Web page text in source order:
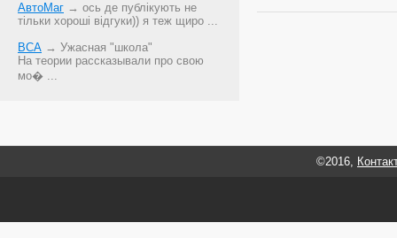
АвтоМаг → ось де публікують не
тільки хороші відгуки)) я теж щиро ...
ВСА → Ужасная "школа"
На теории рассказывали про свою
мо� ...
©2016,